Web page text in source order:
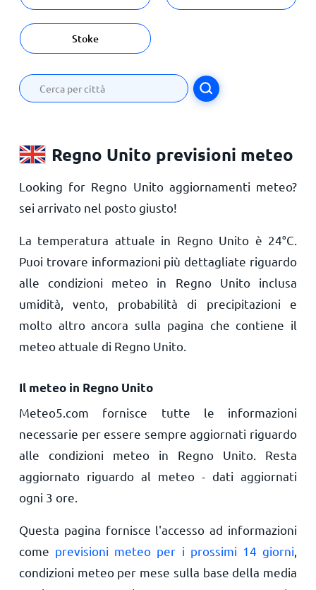
Stoke
Regno Unito previsioni meteo
Looking for Regno Unito aggiornamenti meteo?
sei arrivato nel posto giusto!
La temperatura attuale in Regno Unito è 24°C
Puoi trovare informazioni più dettagliate riguardo
alle condizioni meteo in Regno Unito inclusa
umidità, vento, probabilità di precipitazioni e
molto altro ancora sulla pagina che contiene il
meteo attuale di Regno Unito.
Il meteo in Regno Unito
Meteo5.com fornisce tutte le informazioni
necessarie per essere sempre aggiornati riguardo
alle condizioni meteo in Regno Unito. Resta
aggiornato riguardo al meteo - dati aggiornati
ogni 3 ore.
Questa pagina fornisce l'accesso ad informazioni
come previsioni meteo per i prossimi 14 giorni
condizioni meteo per mese sulla base della media